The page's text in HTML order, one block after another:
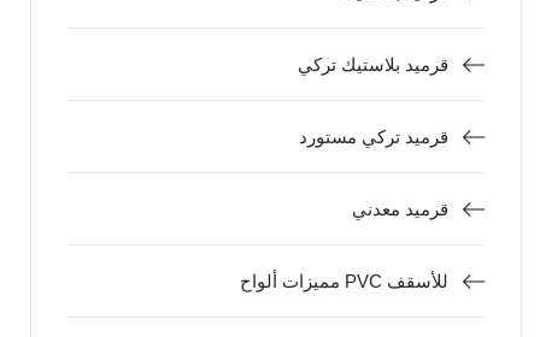
قرميد بلاستيك تركي
قرميد تركي مستورد
قرميد معدني
مميزات ألواح PVC للأسقف